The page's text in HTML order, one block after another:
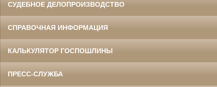
СУДЕБНОЕ ДЕЛОПРОИЗВОДСТВО
СПРАВОЧНАЯ ИНФОРМАЦИЯ
КАЛЬКУЛЯТОР ГОСПОШЛИНЫ
ПРЕСС-СЛУЖБА